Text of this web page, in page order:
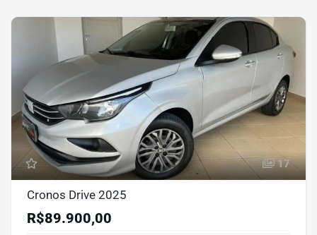
17
Cronos Drive 2025
R$89.900,00